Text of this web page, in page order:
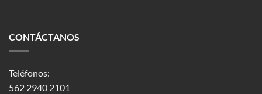
CONTÁCTANOS
Teléfonos:
562 2940 2101